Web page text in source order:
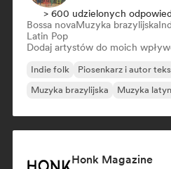
> 600 udzielonych
Bossa novaMuzyka brazylijska
Latin Pop
Dodaj artystów do moich
Indie folk Piosenkarz i autor
Muzyka brazylijska
Muzyka
Honk Magazine